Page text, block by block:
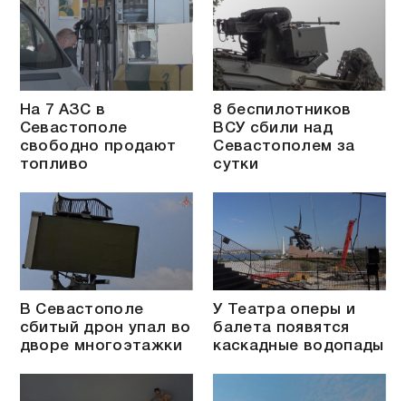
На 7 АЗС в
Севастополе
свободно продают
топливо
8 беспилотников
ВСУ сбили над
Севастополем за
сутки
В Севастополе
сбитый дрон упал во
дворе многоэтажки
У Театра оперы и
балета появятся
каскадные водопады